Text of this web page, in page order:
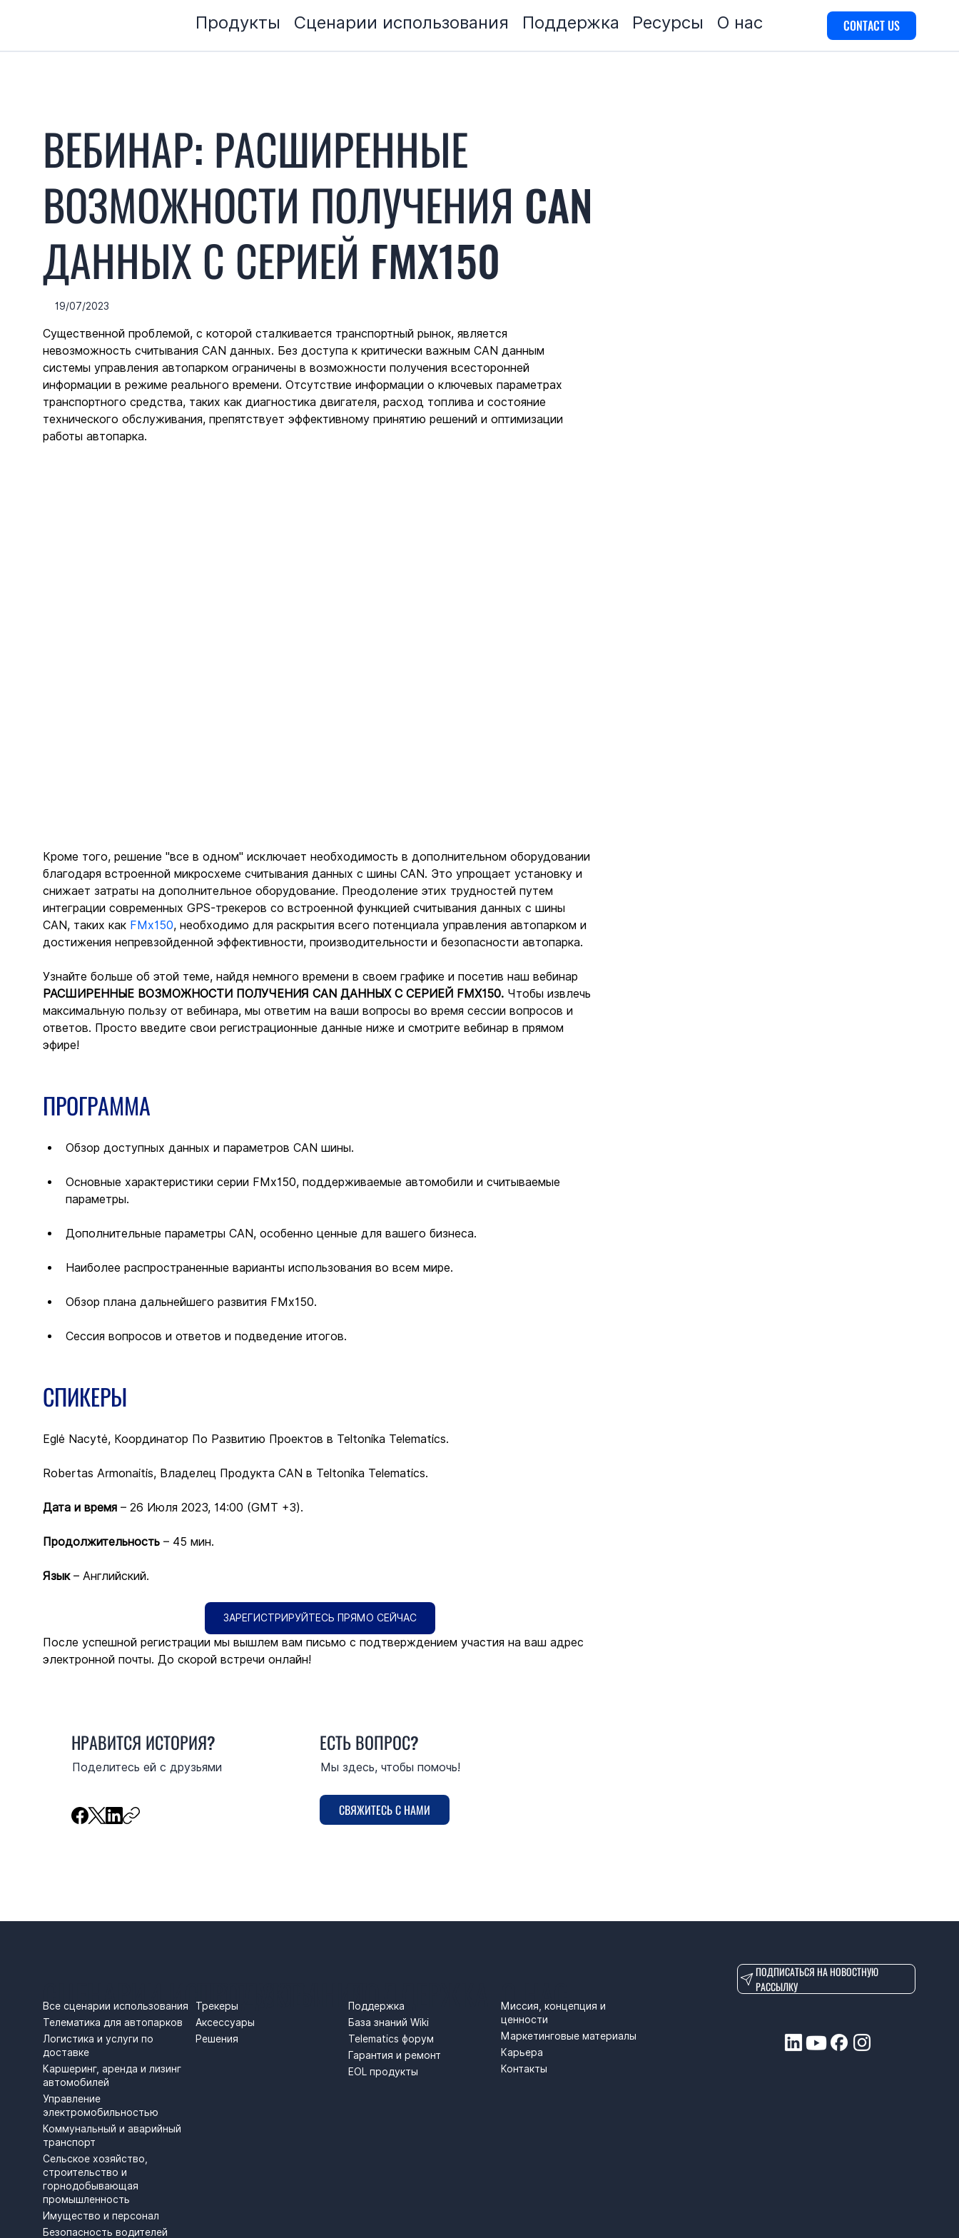
Продукты Сценарии использования Поддержка Ресурсы О нас CONTACT US
ВЕБИНАР: РАСШИРЕННЫЕ
ВОЗМОЖНОСТИ ПОЛУЧЕНИЯ CAN
ДАННЫХ С СЕРИЕЙ FMX150
19/07/2023
Существенной проблемой, с которой сталкивается транспортный рынок, является
невозможность считывания CAN данных. Без доступа к критически важным CAN данным
системы управления автопарком ограничены в возможности получения всесторонней
информации в режиме реального времени. Отсутствие информации о ключевых параметрах
транспортного средства, таких как диагностика двигателя, расход топлива и состояние
технического обслуживания, препятствует эффективному принятию решений и оптимизации
работы автопарка.
Кроме того, решение "все в одном" исключает необходимость в дополнительном оборудовании
благодаря встроенной микросхеме считывания данных с шины CAN. Это упрощает установку и
снижает затраты на дополнительное оборудование. Преодоление этих трудностей путем
интеграции современных GPS-трекеров со встроенной функцией считывания данных с шины
CAN, таких как FMx150, необходимо для раскрытия всего потенциала управления автопарком и
достижения непревзойденной эффективности, производительности и безопасности автопарка.
Узнайте больше об этой теме, найдя немного времени в своем графике и посетив наш вебинар
РАСШИРЕННЫЕ ВОЗМОЖНОСТИ ПОЛУЧЕНИЯ CAN ДАННЫХ С СЕРИЕЙ FMX150. Чтобы извлечь
максимальную пользу от вебинара, мы ответим на ваши вопросы во время сессии вопросов и
ответов. Просто введите свои регистрационные данные ниже и смотрите вебинар в прямом
эфире!
ПРОГРАММА
Обзор доступных данных и параметров CAN шины.
Основные характеристики серии FMx150, поддерживаемые автомобили и считываемые
параметры.
Дополнительные параметры CAN, особенно ценные для вашего бизнеса.
Наиболее распространенные варианты использования во всем мире.
Обзор плана дальнейшего развития FMx150.
Сессия вопросов и ответов и подведение итогов.
СПИКЕРЫ
Eglė Nacytė, Координатор По Развитию Проектов в Teltonika Telematics.
Robertas Armonaitis, Владелец Продукта CAN в Teltonika Telematics.
Дата и время – 26 Июля 2023, 14:00 (GMT +3).
Продолжительность – 45 мин.
Язык – Английский.
ЗАРЕГИСТРИРУЙТЕСЬ ПРЯМО СЕЙЧАС
После успешной регистрации мы вышлем вам письмо с подтверждением участия на ваш адрес
электронной почты. До скорой встречи онлайн!
НРАВИТСЯ ИСТОРИЯ?
Поделитесь ей с друзьями
ЕСТЬ ВОПРОС?
Мы здесь, чтобы помочь!
СВЯЖИТЕСЬ С НАМИ
СЦЕНАРИИ ИСПОЛЬЗОВАНИЯ
Все сценарии использования
Телематика для автопарков
Логистика и услуги по
доставке
Каршеринг, аренда и лизинг
автомобилей
Управление
электромобильностью
Коммунальный и аварийный
транспорт
Сельское хозяйство,
строительство и
горнодобывающая
промышленность
Имущество и персонал
Безопасность водителей
ПРОДУКТЫ
Трекеры
Аксессуары
Решения
ПОДДЕРЖКА
Поддержка
База знаний Wiki
Telematics форум
Гарантия и ремонт
EOL продукты
О НАС
Миссия, концепция и
ценности
Маркетинговые материалы
Карьера
Контакты
ПОДПИСАТЬСЯ НА НОВОСТНУЮ
РАССЫЛКУ